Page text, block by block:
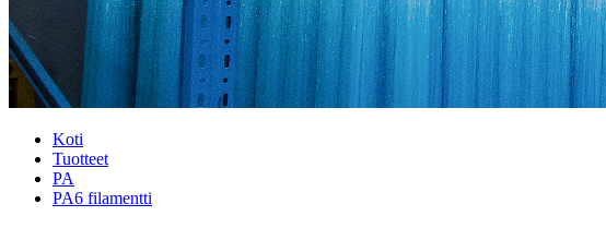
Koti
Tuotteet
PA
PA6 filamentti